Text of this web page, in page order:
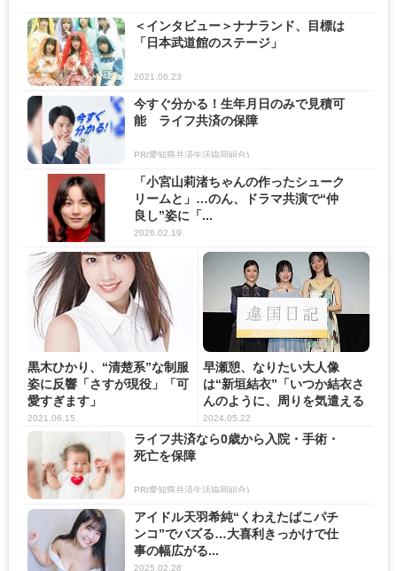
＜インタビュー＞ナナランド、目標は
「日本武道館のステージ」
2021.06.23
今すぐ分かる！生年月日のみで見積可
能 ライフ共済の保障
PR(愛知県共済生活協同組合)
「小宮山莉渚ちゃんの作ったシューク
リームと」…のん、ドラマ共演で“仲
良し”姿に「...
2026.02.19
黒木ひかり、“清楚系”な制服
姿に反響「さすが現役」「可
愛すぎます」
2021.06.15
早瀬憩、なりたい大人像
は“新垣結衣”「いつか結衣さ
んのように、周りを気遣える
ステ...
2024.05.22
ライフ共済なら0歳から入院・手術・
死亡を保障
PR(愛知県共済生活協同組合)
アイドル天羽希純“くわえたばこパチ
ンコ”でバズる…大喜利きっかけで仕
事の幅広がる...
2025.02.28